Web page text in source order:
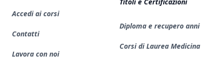
Accedi ai corsi
Contatti
Lavora con noi
Diploma e recupero anni
Corsi di Laurea Medicina